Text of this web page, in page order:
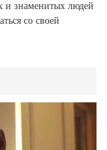
и знаменитых людей
со своей